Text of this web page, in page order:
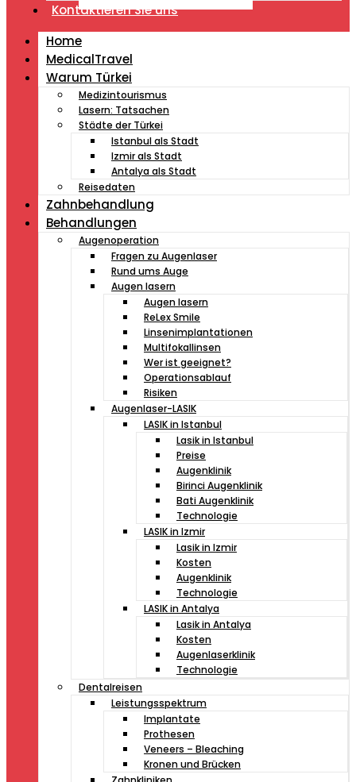
Kontaktieren Sie uns
Home
MedicalTravel
Warum Türkei
Medizintourismus
Lasern: Tatsachen
Städte der Türkei
Istanbul als Stadt
Izmir als Stadt
Antalya als Stadt
Reisedaten
Zahnbehandlung
Behandlungen
Augenoperation
Fragen zu Augenlaser
Rund ums Auge
Augen lasern
Augen lasern
ReLex Smile
Linsenimplantationen
Multifokallinsen
Wer ist geeignet?
Operationsablauf
Risiken
Augenlaser-LASIK
LASIK in Istanbul
Lasik in Istanbul
Preise
Augenklinik
Birinci Augenklinik
Bati Augenklinik
Technologie
LASIK in Izmir
Lasik in Izmir
Kosten
Augenklinik
Technologie
LASIK in Antalya
Lasik in Antalya
Kosten
Augenlaserklinik
Technologie
Dentalreisen
Leistungsspektrum
Implantate
Prothesen
Veneers – Bleaching
Kronen und Brücken